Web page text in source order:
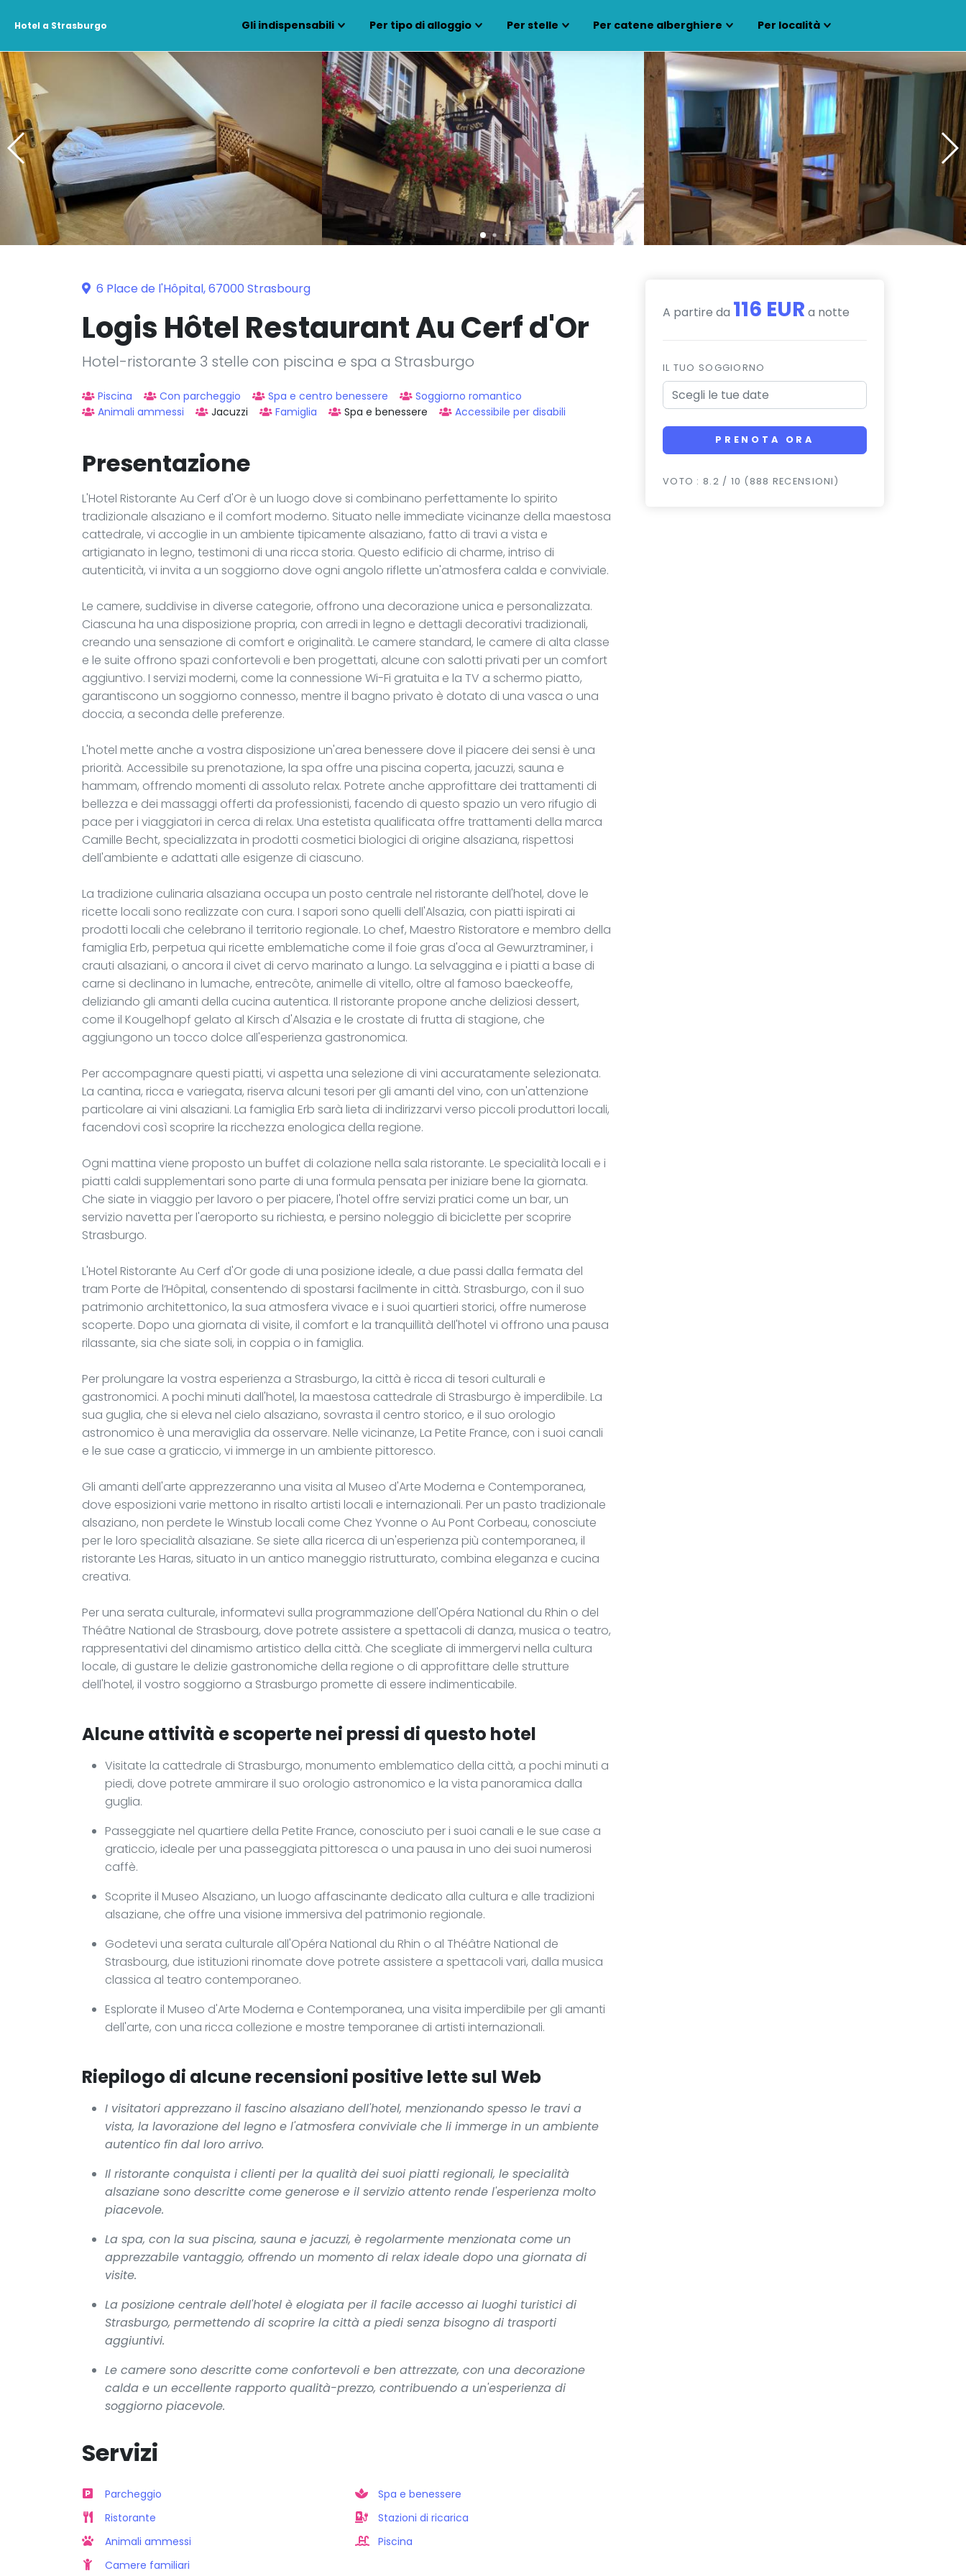
Hotel a Strasburgo Gli indispensabili Per tipo di alloggio Per stelle Per catene alberghiere Per località
6 Place de l'Hôpital, 67000 Strasbourg
Logis Hôtel Restaurant Au Cerf d'Or
Hotel-ristorante 3 stelle con piscina e spa a Strasburgo
Piscina Con parcheggio Spa e centro benessere
Soggiorno romantico
Animali ammessi
Jacuzzi Famiglia Spa e benessere Accessibile per disabili
Presentazione
L'Hotel Ristorante Au Cerf d'Or è un luogo dove si combinano perfettamente lo spirito
tradizionale alsaziano e il comfort moderno. Situato nelle immediate vicinanze della maestosa
cattedrale, vi accoglie in un ambiente tipicamente alsaziano, fatto di travi a vista e
artigianato in legno, testimoni di una ricca storia. Questo edificio di charme, intriso di
autenticità, vi invita a un soggiorno dove ogni angolo riflette un'atmosfera calda e conviviale.
Le camere, suddivise in diverse categorie, offrono una decorazione unica e personalizzata.
Ciascuna ha una disposizione propria, con arredi in legno e dettagli decorativi tradizionali,
creando una sensazione di comfort e originalità. Le camere standard, le camere di alta classe
e le suite offrono spazi confortevoli e ben progettati, alcune con salotti privati per un comfort
aggiuntivo. I servizi moderni, come la connessione Wi-Fi gratuita e la TV a schermo piatto,
garantiscono un soggiorno connesso, mentre il bagno privato è dotato di una vasca o una
doccia, a seconda delle preferenze.
L'hotel mette anche a vostra disposizione un'area benessere dove il piacere dei sensi è una
priorità. Accessibile su prenotazione, la spa offre una piscina coperta, jacuzzi, sauna e
hammam, offrendo momenti di assoluto relax. Potrete anche approfittare dei trattamenti di
bellezza e dei massaggi offerti da professionisti, facendo di questo spazio un vero rifugio di
pace per i viaggiatori in cerca di relax. Una estetista qualificata offre trattamenti della marca
Camille Becht, specializzata in prodotti cosmetici biologici di origine alsaziana, rispettosi
dell'ambiente e adattati alle esigenze di ciascuno.
La tradizione culinaria alsaziana occupa un posto centrale nel ristorante dell'hotel, dove le
ricette locali sono realizzate con cura. I sapori sono quelli dell'Alsazia, con piatti ispirati ai
prodotti locali che celebrano il territorio regionale. Lo chef, Maestro Ristoratore e membro della
famiglia Erb, perpetua qui ricette emblematiche come il foie gras d'oca al Gewurztraminer, i
crauti alsaziani, o ancora il civet di cervo marinato a lungo. La selvaggina e i piatti a base di
carne si declinano in lumache, entrecôte, animelle di vitello, oltre al famoso baeckeoffe,
deliziando gli amanti della cucina autentica. Il ristorante propone anche deliziosi dessert,
come il Kougelhopf gelato al Kirsch d'Alsazia e le crostate di frutta di stagione, che
aggiungono un tocco dolce all'esperienza gastronomica.
Per accompagnare questi piatti, vi aspetta una selezione di vini accuratamente selezionata.
La cantina, ricca e variegata, riserva alcuni tesori per gli amanti del vino, con un'attenzione
particolare ai vini alsaziani. La famiglia Erb sarà lieta di indirizzarvi verso piccoli produttori locali,
facendovi così scoprire la ricchezza enologica della regione.
Ogni mattina viene proposto un buffet di colazione nella sala ristorante. Le specialità locali e i
piatti caldi supplementari sono parte di una formula pensata per iniziare bene la giornata.
Che siate in viaggio per lavoro o per piacere, l'hotel offre servizi pratici come un bar, un
servizio navetta per l'aeroporto su richiesta, e persino noleggio di biciclette per scoprire
Strasburgo.
L'Hotel Ristorante Au Cerf d'Or gode di una posizione ideale, a due passi dalla fermata del
tram Porte de l’Hôpital, consentendo di spostarsi facilmente in città. Strasburgo, con il suo
patrimonio architettonico, la sua atmosfera vivace e i suoi quartieri storici, offre numerose
scoperte. Dopo una giornata di visite, il comfort e la tranquillità dell'hotel vi offrono una pausa
rilassante, sia che siate soli, in coppia o in famiglia.
Per prolungare la vostra esperienza a Strasburgo, la città è ricca di tesori culturali e
gastronomici. A pochi minuti dall'hotel, la maestosa cattedrale di Strasburgo è imperdibile. La
sua guglia, che si eleva nel cielo alsaziano, sovrasta il centro storico, e il suo orologio
astronomico è una meraviglia da osservare. Nelle vicinanze, La Petite France, con i suoi canali
e le sue case a graticcio, vi immerge in un ambiente pittoresco.
Gli amanti dell'arte apprezzeranno una visita al Museo d'Arte Moderna e Contemporanea,
dove esposizioni varie mettono in risalto artisti locali e internazionali. Per un pasto tradizionale
alsaziano, non perdete le Winstub locali come Chez Yvonne o Au Pont Corbeau, conosciute
per le loro specialità alsaziane. Se siete alla ricerca di un'esperienza più contemporanea, il
ristorante Les Haras, situato in un antico maneggio ristrutturato, combina eleganza e cucina
creativa.
Per una serata culturale, informatevi sulla programmazione dell'Opéra National du Rhin o del
Théâtre National de Strasbourg, dove potrete assistere a spettacoli di danza, musica o teatro,
rappresentativi del dinamismo artistico della città. Che scegliate di immergervi nella cultura
locale, di gustare le delizie gastronomiche della regione o di approfittare delle strutture
dell'hotel, il vostro soggiorno a Strasburgo promette di essere indimenticabile.
Alcune attività e scoperte nei pressi di questo hotel
Visitate la cattedrale di Strasburgo, monumento emblematico della città, a pochi minuti a
piedi, dove potrete ammirare il suo orologio astronomico e la vista panoramica dalla
guglia.
Passeggiate nel quartiere della Petite France, conosciuto per i suoi canali e le sue case a
graticcio, ideale per una passeggiata pittoresca o una pausa in uno dei suoi numerosi
caffè.
Scoprite il Museo Alsaziano, un luogo affascinante dedicato alla cultura e alle tradizioni
alsaziane, che offre una visione immersiva del patrimonio regionale.
Godetevi una serata culturale all'Opéra National du Rhin o al Théâtre National de
Strasbourg, due istituzioni rinomate dove potrete assistere a spettacoli vari, dalla musica
classica al teatro contemporaneo.
Esplorate il Museo d'Arte Moderna e Contemporanea, una visita imperdibile per gli amanti
dell'arte, con una ricca collezione e mostre temporanee di artisti internazionali.
Riepilogo di alcune recensioni positive lette sul Web
I visitatori apprezzano il fascino alsaziano dell'hotel, menzionando spesso le travi a
vista, la lavorazione del legno e l'atmosfera conviviale che li immerge in un ambiente
autentico fin dal loro arrivo.
Il ristorante conquista i clienti per la qualità dei suoi piatti regionali, le specialità
alsaziane sono descritte come generose e il servizio attento rende l'esperienza molto
piacevole.
La spa, con la sua piscina, sauna e jacuzzi, è regolarmente menzionata come un
apprezzabile vantaggio, offrendo un momento di relax ideale dopo una giornata di
visite.
La posizione centrale dell'hotel è elogiata per il facile accesso ai luoghi turistici di
Strasburgo, permettendo di scoprire la città a piedi senza bisogno di trasporti
aggiuntivi.
Le camere sono descritte come confortevoli e ben attrezzate, con una decorazione
calda e un eccellente rapporto qualità-prezzo, contribuendo a un'esperienza di
soggiorno piacevole.
Servizi
Parcheggio
Ristorante
Animali ammessi
Camere familiari
Spa e benessere
Stazioni di ricarica
Piscina
A partire da 116 EUR a notte
IL TUO SOGGIORNO
PRENOTA ORA
VOTO : 8.2 / 10 (888 RECENSIONI)